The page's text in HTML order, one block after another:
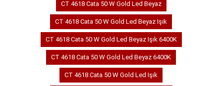
CT 4618 Cata 50 W Gold Led Beyaz
CT 4618 Cata 50 W Gold Led Beyaz Işık
CT 4618 Cata 50 W Gold Led Beyaz Işık 6400K
CT 4618 Cata 50 W Gold Led Beyaz 6400K
CT 4618 Cata 50 W Gold Led Işık